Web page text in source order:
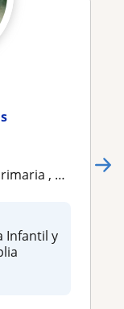
Infantil y